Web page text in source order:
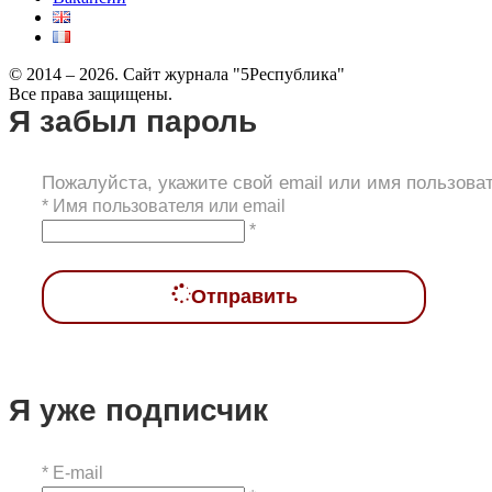
© 2014 – 2026. Сайт журнала "5Республика"
Все права защищены.
Я забыл пароль
Пожалуйста, укажите свой email или имя
* Имя пользователя или email
*
Отправить
Я уже подписчик
* E-mail